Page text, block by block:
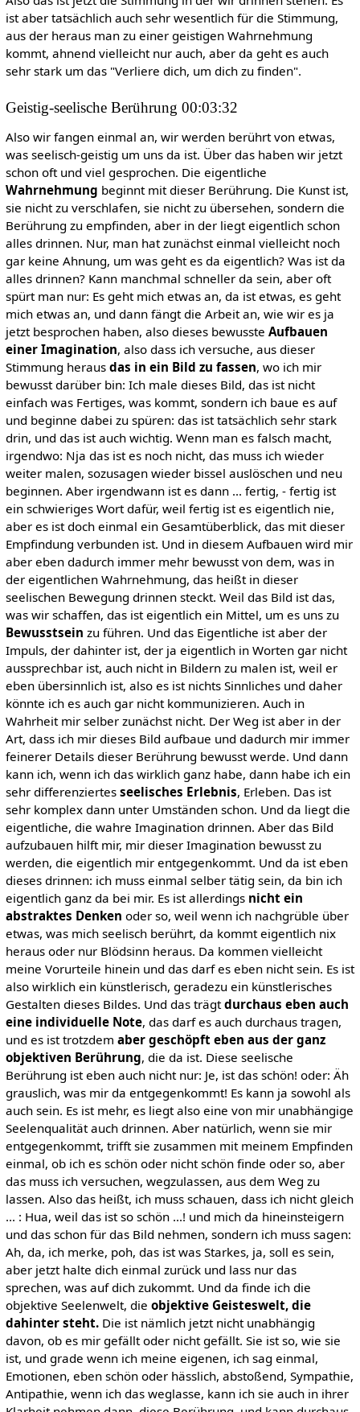
ist aber tatsächlich auch sehr wesentlich für die Stimmung,
aus der heraus man zu einer geistigen Wahrnehmung
kommt, ahnend vielleicht nur auch, aber da geht es auch
sehr stark um das "Verliere dich, um dich zu finden".
Geistig-seelische Berührung 00:03:32
Also wir fangen einmal an, wir werden berührt von etwas,
was seelisch-geistig um uns da ist. Über das haben wir jetzt
schon oft und viel gesprochen. Die eigentliche
Wahrnehmung beginnt mit dieser Berührung. Die Kunst ist,
sie nicht zu verschlafen, sie nicht zu übersehen, sondern die
Berührung zu empfinden, aber in der liegt eigentlich schon
alles drinnen. Nur, man hat zunächst einmal vielleicht noch
gar keine Ahnung, um was geht es da eigentlich? Was ist da
alles drinnen? Kann manchmal schneller da sein, aber oft
spürt man nur: Es geht mich etwas an, da ist etwas, es geht
mich etwas an, und dann fängt die Arbeit an, wie wir es ja
jetzt besprochen haben, also dieses bewusste Aufbauen
einer Imagination, also dass ich versuche, aus dieser
Stimmung heraus das in ein Bild zu fassen, wo ich mir
bewusst darüber bin: Ich male dieses Bild, das ist nicht
einfach was Fertiges, was kommt, sondern ich baue es auf
und beginne dabei zu spüren: das ist tatsächlich sehr stark
drin, und das ist auch wichtig. Wenn man es falsch macht,
irgendwo: Nja das ist es noch nicht, das muss ich wieder
weiter malen, sozusagen wieder bissel auslöschen und neu
beginnen. Aber irgendwann ist es dann ... fertig, - fertig ist
ein schwieriges Wort dafür, weil fertig ist es eigentlich nie,
aber es ist doch einmal ein Gesamtüberblick, das mit dieser
Empfindung verbunden ist. Und in diesem Aufbauen wird mir
aber eben dadurch immer mehr bewusst von dem, was in
der eigentlichen Wahrnehmung, das heißt in dieser
seelischen Bewegung drinnen steckt. Weil das Bild ist das,
was wir schaffen, das ist eigentlich ein Mittel, um es uns zu
Bewusstsein zu führen. Und das Eigentliche ist aber der
Impuls, der dahinter ist, der ja eigentlich in Worten gar nicht
aussprechbar ist, auch nicht in Bildern zu malen ist, weil er
eben übersinnlich ist, also es ist nichts Sinnliches und daher
könnte ich es auch gar nicht kommunizieren. Auch in
Wahrheit mir selber zunächst nicht. Der Weg ist aber in der
Art, dass ich mir dieses Bild aufbaue und dadurch mir immer
feinerer Details dieser Berührung bewusst werde. Und dann
kann ich, wenn ich das wirklich ganz habe, dann habe ich ein
sehr differenziertes seelisches Erlebnis, Erleben. Das ist
sehr komplex dann unter Umständen schon. Und da liegt die
eigentliche, die wahre Imagination drinnen. Aber das Bild
aufzubauen hilft mir, mir dieser Imagination bewusst zu
werden, die eigentlich mir entgegenkommt. Und da ist eben
dieses drinnen: ich muss einmal selber tätig sein, da bin ich
eigentlich ganz da bei mir. Es ist allerdings nicht ein
abstraktes Denken oder so, weil wenn ich nachgrüble über
etwas, was mich seelisch berührt, da kommt eigentlich nix
heraus oder nur Blödsinn heraus. Da kommen vielleicht
meine Vorurteile hinein und das darf es eben nicht sein. Es ist
also wirklich ein künstlerisch, geradezu ein künstlerisches
Gestalten dieses Bildes. Und das trägtdurchaus eben auch
eine individuelle Note, das darf es auch durchaus tragen,
und es ist trotzdem aber geschöpft eben aus der ganz
objektiven Berührung, die da ist. Diese seelische
Berührung ist eben auch nicht nur: Je, ist das schön! oder: Äh
grauslich, was mir da entgegenkommt! Es kann ja sowohl als
auch sein. Es ist mehr, es liegt also eine von mir unabhängige
Seelenqualität auch drinnen. Aber natürlich, wenn sie mir
entgegenkommt, trifft sie zusammen mit meinem Empfinden
einmal, ob ich es schön oder nicht schön finde oder so, aber
das muss ich versuchen, wegzulassen, aus dem Weg zu
lassen. Also das heißt, ich muss schauen, dass ich nicht gleich
... : Hua, weil das ist so schön ...! und mich da hineinsteigern
und das schon für das Bild nehmen, sondern ich muss sagen:
Ah, da, ich merke, poh, das ist was Starkes, ja, soll es sein,
aber jetzt halte dich einmal zurück und lass nur das
sprechen, was auf dich zukommt. Und da finde ich die
objektive Seelenwelt, die objektive Geisteswelt, die
dahinter steht.Die ist nämlich jetzt nicht unabhängig
davon, ob es mir gefällt oder nicht gefällt. Sie ist so, wie sie
ist, und grade wenn ich meine eigenen, ich sag einmal,
Emotionen, eben schön oder hässlich, abstoßend, Sympathie,
Antipathie, wenn ich das weglasse, kann ich sie auch in ihrer